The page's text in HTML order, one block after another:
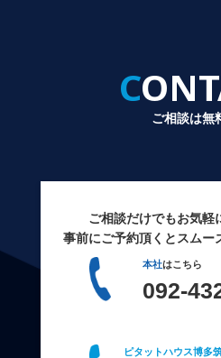
ご相談は無
ご相談だけでもお気軽
事前にご予約頂くとスムー
本社はこちら
092-
ピタットハウス博多